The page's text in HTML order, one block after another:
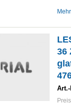
36
Art.-